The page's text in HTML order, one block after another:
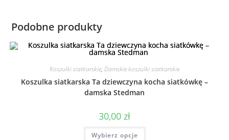
Podobne produkty
Koszulki siatkarskie, Damskie koszulki siatkarskie
Koszulka siatkarska Ta dziewczyna kocha siatkówkę –
damska Stedman
30,00 zł
Wybierz opcje